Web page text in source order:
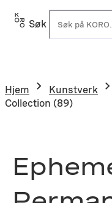
Hopp
Søk
Hjem Kunstverk
Collection (89)